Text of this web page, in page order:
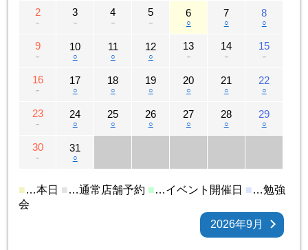
2
－
3
－
4
－
5
－
6
○
7
○
8
○
9
－
10
○
11
○
12
○
13
－
14
－
15
－
16
－
17
○
18
○
19
○
20
○
21
○
22
○
23
－
24
○
25
○
26
○
27
○
28
○
29
○
30
－
31
○
■…本日 ■ …通常店舗予約 ■…イベント開催日 ■…勉強
会
2026年9月